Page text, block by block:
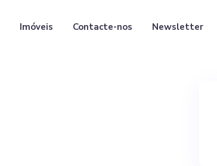
Imóveis Contacte-nos Newsletter